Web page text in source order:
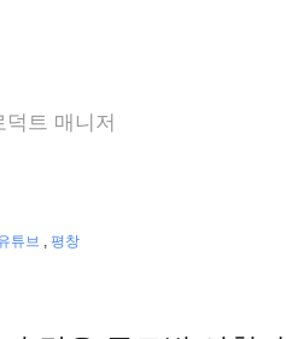
트 매니저
튜브 평창